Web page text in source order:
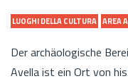
LUOGHI DELLA CULTURA AREA
Der archäologische
Avella ist ein Ort von